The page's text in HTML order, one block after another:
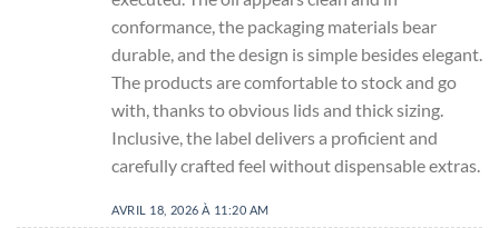
conformance, the packaging materials bear
durable, and the design is simple besides elegant.
The products are comfortable to stock and go
with, thanks to obvious lids and thick sizing.
Inclusive, the label delivers a proficient and
carefully crafted feel without dispensable extras.
AVRIL 18, 2026 À 11:20 AM